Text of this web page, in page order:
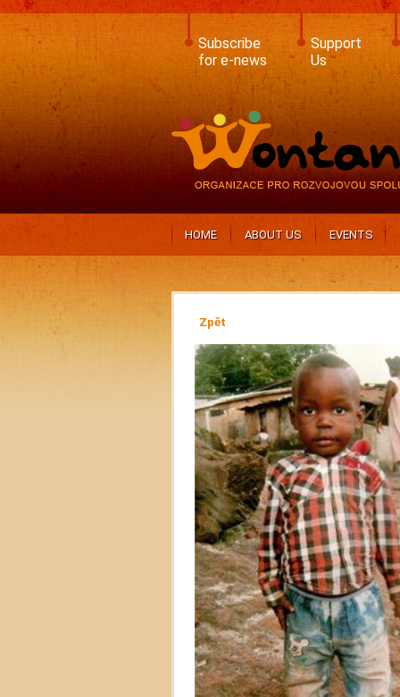
Skip
to
content
Subscribe
for e-news
Support
Us
HOME ABOUT US EVENTS
Zpět